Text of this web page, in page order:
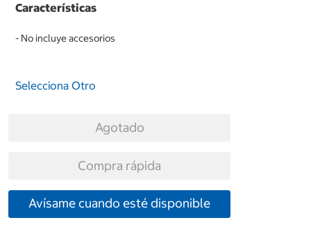
Características
- No incluye accesorios
Selecciona Otro
Agotado
Compra rápida
Avísame cuando esté disponible